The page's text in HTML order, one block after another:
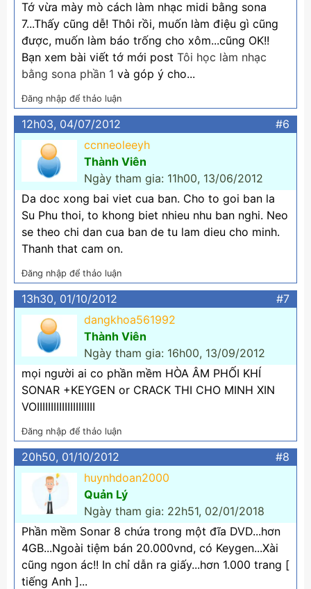
Tớ vừa mày mò cách làm nhạc midi bằng sona
7...Thấy cũng dễ! Thôi rồi, muốn làm điệu gì cũng
được, muốn làm báo trống cho xôm...cũng OK!!
Bạn xem bài viết tớ mới post Tôi học làm nhạc
bằng sona phần 1 và góp ý cho...
Đăng nhập để thảo luận
12h03, 04/07/2012
#6
ccnneoleeyh
Thành Viên
Ngày tham gia: 11h00, 13/06/2012
Da doc xong bai viet cua ban. Cho to goi ban la
Su Phu thoi, to khong biet nhieu nhu ban nghi. Neo
se theo chi dan cua ban de tu lam dieu cho minh.
Thanh that cam on.
Đăng nhập để thảo luận
13h30, 01/10/2012
#7
dangkhoa561992
Thành Viên
Ngày tham gia: 16h00, 13/09/2012
mọi người ai co phần mềm HÒA ÂM PHỐI KHÍ
SONAR +KEYGEN or CRACK THI CHO MINH XIN
VOIIIIIIIIIIIIIIIIIIIII
Đăng nhập để thảo luận
20h50, 01/10/2012
#8
huynhdoan2000
Quản Lý
Ngày tham gia: 22h51, 02/01/2018
Phần mềm Sonar 8 chứa trong một đĩa DVD...hơn
4GB...Ngoài tiệm bán 20.000vnd, có Keygen...Xài
cũng ngon ác!! In chỉ dẫn ra giấy...hơn 1.000 trang [
tiếng Anh ]...